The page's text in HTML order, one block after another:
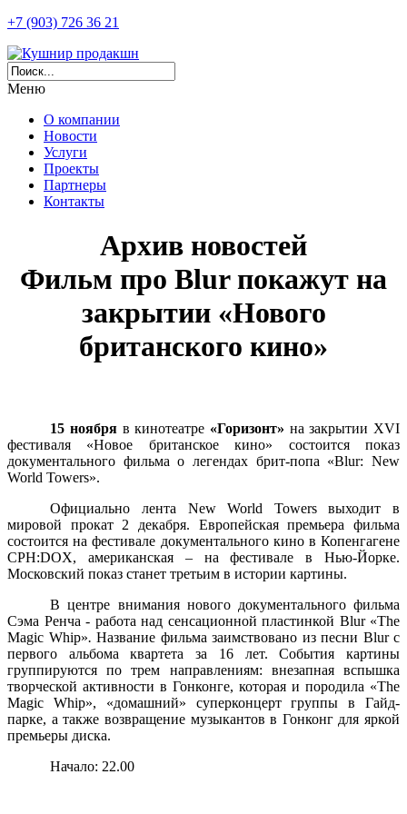
+7 (903) 726 36 21
Меню
О компании
Новости
Услуги
Проекты
Партнеры
Контакты
Архив новостей
Фильм про Blur покажут на
закрытии «Нового
британского кино»
15 ноябряв кинотеатре «Горизонт» на закрытии XVI
фестиваля «Новое британское кино» состоится показ
документального фильма о легендах брит-попа «Blur: New
World Towers».
Официально лента New World Towers выходит в
мировой прокат 2 декабря. Европейская премьера фильма
состоится на фестивале документального кино в Копенгагене
CPH:DOX, американская – на фестивале в Нью-Йорке.
Московский показ станет третьим в истории картины.
В центре внимания нового документального фильма
Сэма Ренча - работа над сенсационной пластинкой Blur «The
Magic Whip». Название фильма заимствовано из песни Blur с
первого альбома квартета за 16 лет. События картины
группируются по трем направлениям: внезапная вспышка
творческой активности в Гонконге, которая и породила «The
Magic Whip», «домашний» суперконцерт группы в Гайд-
парке, а также возвращение музыкантов в Гонконг для яркой
премьеры диска.
Начало: 22.00